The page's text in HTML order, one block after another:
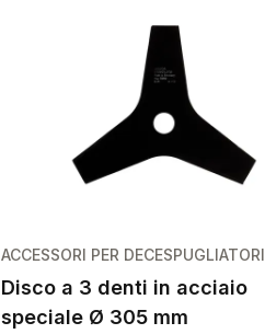
ACCESSORI PER DECESPUGLIATORI
Disco a 3 denti in acciaio
speciale Ø 305 mm